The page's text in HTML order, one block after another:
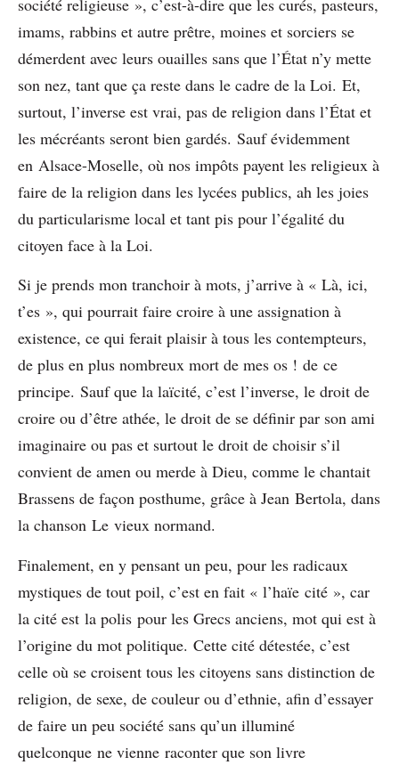
société religieuse », c’est-à-dire que les curés, pasteurs,
imams, rabbins et autre prêtre, moines et sorciers se
démerdent avec leurs ouailles sans que l’État n’y mette
son nez, tant que ça reste dans le cadre de la Loi. Et,
surtout, l’inverse est vrai, pas de religion dans l’État et
les mécréants seront bien gardés. Sauf évidemment
en Alsace-Moselle, où nos impôts payent les religieux à
faire de la religion dans les lycées publics, ah les joies
du particularisme local et tant pis pour l’égalité du
citoyen face à la Loi.
Si je prends mon tranchoir à mots, j’arrive à « Là, ici,
t’es », qui pourrait faire croire à une assignation à
existence, ce qui ferait plaisir à tous les contempteurs,
de plus en plus nombreux mort de mes os ! de ce
principe. Sauf que la laïcité, c’est l’inverse, le droit de
croire ou d’être athée, le droit de se définir par son ami
imaginaire ou pas et surtout le droit de choisir s’il
convient de amen ou merde à Dieu, comme le chantait
Brassens de façon posthume, grâce à Jean Bertola, dans
la chanson Le vieux normand.
Finalement, en y pensant un peu, pour les radicaux
mystiques de tout poil, c’est en fait « l’haïe cité », car
la cité est la polis pour les Grecs anciens, mot qui est à
l’origine du mot politique. Cette cité détestée, c’est
celle où se croisent tous les citoyens sans distinction de
religion, de sexe, de couleur ou d’ethnie, afin d’essayer
de faire un peu société sans qu’un illuminé
quelconque ne vienne raconter que son livre